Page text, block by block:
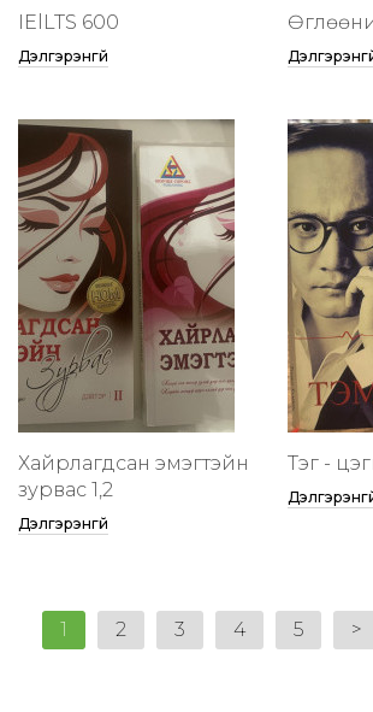
IElLTS 600
Дэлгэрэнгүй
Хайрлагдсан эмэгтэйн
зурвас 1,2
Дэлгэрэнгүй
Тэг -
1 2 3 4 5 >